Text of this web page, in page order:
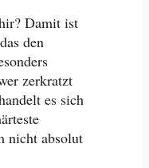
Damit ist
den
zerkratzt
es sich
nicht absolut